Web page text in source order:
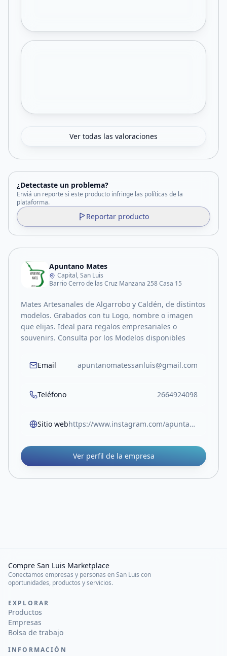
Ver todas las valoraciones
¿Detectaste un problema?
Enviá un reporte si este producto infringe las políticas de la
plataforma.
Reportar producto
Apuntano Mates
Capital, San Luis
Barrio Cerro de las Cruz Manzana 258 Casa 15
Mates Artesanales de Algarrobo y Caldén, de distintos
modelos. Grabados con tu Logo, nombre o imagen
que elijas. Ideal para regalos empresariales o
souvenirs. Consulta por los Modelos disponibles
Email apuntanomatessanluis@gmail.com
Teléfono 2664924098
Sitio web https://www.instagram.com/apuntanomatessl/
Ver perfil de la empresa
Compre San Luis Marketplace
Conectamos empresas y personas en San Luis con
oportunidades, productos y servicios.
EXPLORAR
Productos
Empresas
Bolsa de trabajo
INFORMACIÓN